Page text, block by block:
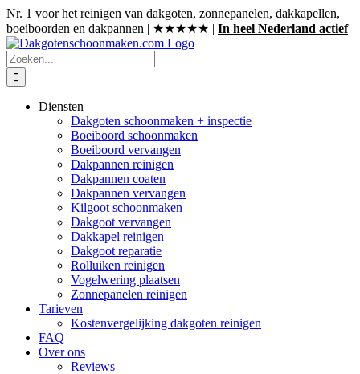
Ga
naar
inhoud
Nr. 1 voor het reinigen van dakgoten, zonnepanelen, dakkapellen,
boeiboorden en dakpannen | ★★★★★ | In heel Nederland actief
Zoeken
naar:
Diensten
Dakgoten schoonmaken + inspectie
Boeiboord schoonmaken
Boeiboord vervangen
Dakpannen reinigen
Dakpannen coaten
Dakpannen vervangen
Kilgoot schoonmaken
Dakgoot vervangen
Dakkapel reinigen
Dakgoot reparatie
Rolluiken reinigen
Vogelwering plaatsen
Zonnepanelen reinigen
Tarieven
Kostenvergelijking dakgoten reinigen
FAQ
Over ons
Reviews